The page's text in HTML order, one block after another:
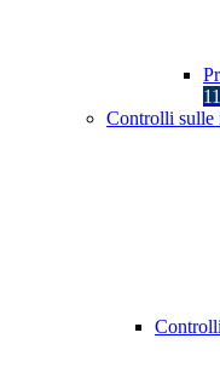
Controlli sulle